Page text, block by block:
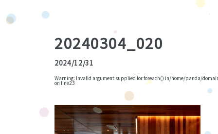
20240304_020
2024/12/31
Warning: Invalid argument supplied for foreach() in/home/panda/
on line23